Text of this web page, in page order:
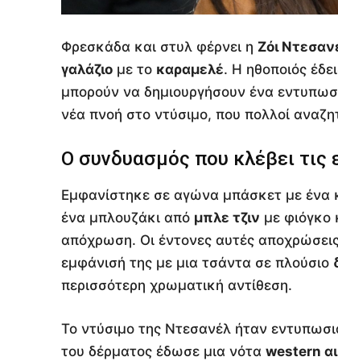
Φρεσκάδα και στυλ φέρνει η Ζόι
γαλάζιο με το καραμελέ. Η ηθοποιός
μπορούν να δημιουργήσουν ένα
νέα πνοή στο ντύσιμο, που πολλοί
Ο συνδυασμός που κλέβει τις
Εμφανίστηκε σε αγώνα μπάσκετ με
ένα μπλουζάκι από μπλε τζιν με φιόγκο
απόχρωση. Οι έντονες αυτές
εμφάνισή της με μια τσάντα σε πλούσιο
περισσότερη χρωματική αντίθεση.
Το ντύσιμο της Ντεσανέλ ήταν
του δέρματος έδωσε μια νότα western